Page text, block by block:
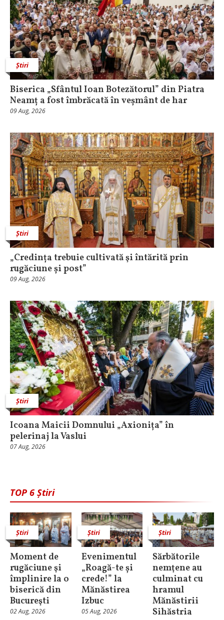
Știri
Biserica „Sfântul Ioan Botezătorul” din Piatra
Neamț a fost îmbrăcată în veșmânt de har
09 Aug, 2026
Știri
„Credința trebuie cultivată şi întărită prin
rugăciune și post”
09 Aug, 2026
Știri
Icoana Maicii Domnului „Axionița” în
pelerinaj la Vaslui
07 Aug, 2026
TOP 6 Știri
Știri
Moment de
rugăciune şi
împlinire la o
biserică din
Bucureşti
02 Aug, 2026
Știri
Evenimentul
„Roagă-te și
crede!” la
Mănăstirea
Izbuc
05 Aug, 2026
Știri
Sărbătorile
nemţene au
culminat cu
hramul
Mănăstirii
Sihăstria